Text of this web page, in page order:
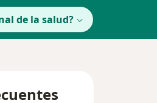
de la salud?